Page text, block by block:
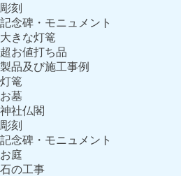
彫刻
記念碑・モニュメント
大きな灯篭
超お値打ち品
製品及び施工事例
灯篭
お墓
神社仏閣
彫刻
記念碑・モニュメント
お庭
石の工事